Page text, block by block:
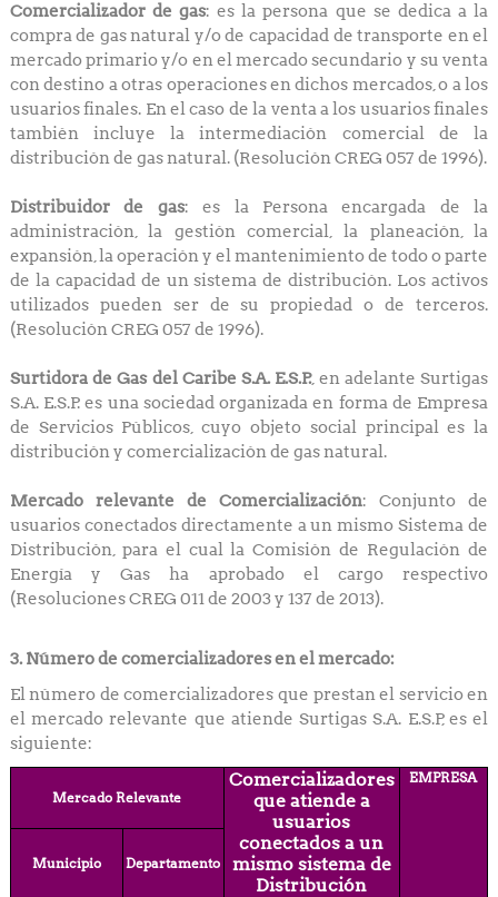
Comercializador de gas: es la persona que se dedica a la
compra de gas natural y/o de capacidad de transporte en el
mercado primario y/o en el mercado secundario y su venta
con destino a otras operaciones en dichos mercados, o a los
usuarios finales. En el caso de la venta a los usuarios finales
también incluye la intermediación comercial de la
distribución de gas natural. (Resolución CREG 057 de 1996).
Distribuidor de gas: es la Persona encargada de la
administración, la gestión comercial, la planeación, la
expansión, la operación y el mantenimiento de todo o parte
de la capacidad de un sistema de distribución. Los activos
utilizados pueden ser de su propiedad o de terceros.
(Resolución CREG 057 de 1996).
Surtidora de Gas del Caribe S.A. E.S.P., en adelante Surtigas
S.A. E.S.P. es una sociedad organizada en forma de Empresa
de Servicios Públicos, cuyo objeto social principal es la
distribución y comercialización de gas natural.
Mercado relevante de Comercialización: Conjunto de
usuarios conectados directamente a un mismo Sistema de
Distribución, para el cual la Comisión de Regulación de
Energía y Gas ha aprobado el cargo respectivo
(Resoluciones CREG 011 de 2003 y 137 de 2013).
3. Número de comercializadores en el mercado:
El número de comercializadores que prestan el servicio en
el mercado relevante que atiende Surtigas S.A. E.S.P, es el
siguiente:
Mercado Relevante
Comercializadores
que atiende a
usuarios
conectados a un
mismo sistema de
Distribución
EMPRESA
Municipio Departamento